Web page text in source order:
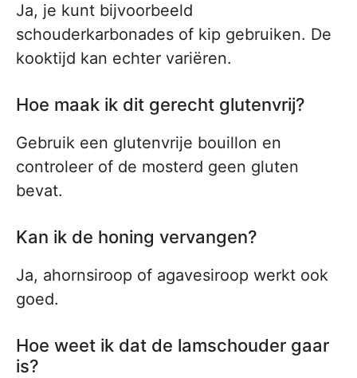
Ja, je kunt bijvoorbeeld
schouderkarbonades of kip gebruiken. De
kooktijd kan echter variëren.
Hoe maak ik dit gerecht glutenvrij?
Gebruik een glutenvrije bouillon en
controleer of de mosterd geen gluten
bevat.
Kan ik de honing vervangen?
Ja, ahornsiroop of agavesiroop werkt ook
goed.
Hoe weet ik dat de lamschouder gaar
is?